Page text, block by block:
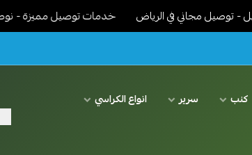
في الرياض خدمات توصيل مميزة - نوصل
كنب سرير
انواع الكراسي